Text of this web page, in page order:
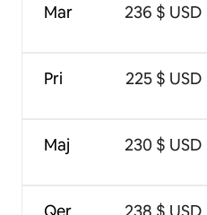
Mar
Pri
Maj
Qer
236 $ USD
225 $ USD
230 $ USD
238 $ USD